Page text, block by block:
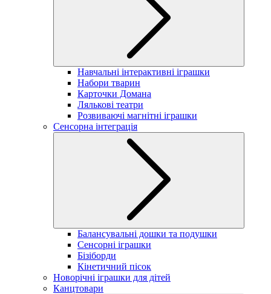
Навчальні інтерактивні іграшки
Набори тварин
Карточки Домана
Лялькові театри
Розвиваючі магнітні іграшки
Сенсорна інтеграція
Балансувальні дошки та подушки
Сенсорні іграшки
Бізіборди
Кінетичний пісок
Новорічні іграшки для дітей
Канцтовари